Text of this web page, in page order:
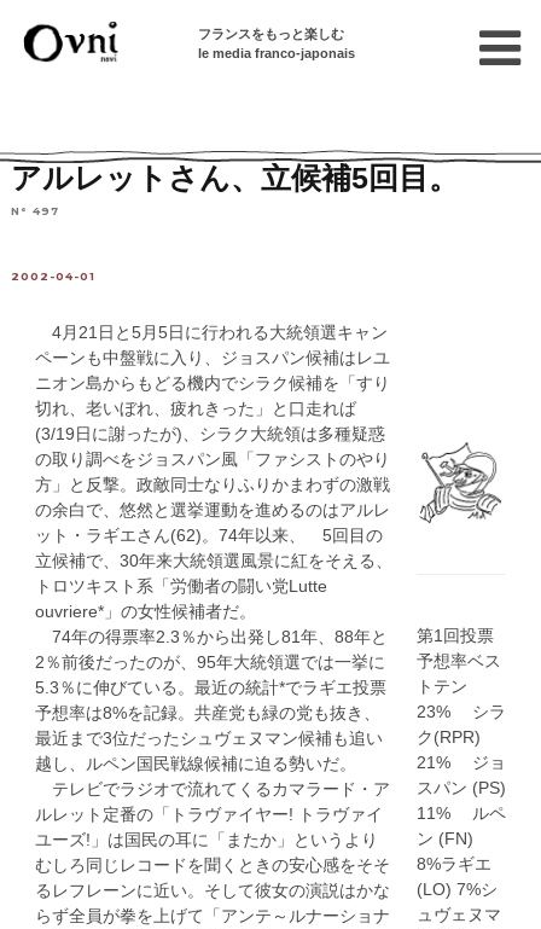
フランスをもっと楽しむ
le media franco-japonais
アルレットさん、立候補5回目。
N° 497
2002-04-01
4月21日と5月5日に行われる大統領選キャン
ペーンも中盤戦に入り、ジョスパン候補はレユ
ニオン島からもどる機内でシラク候補を「すり
切れ、老いぼれ、疲れきった」と口走れば
(3/19日に謝ったが)、シラク大統領は多種疑惑
の取り調べをジョスパン風「ファシストのやり
方」と反撃。政敵同士なりふりかまわずの激戦
の余白で、悠然と選挙運動を進めるのはアルレ
ット・ラギエさん(62)。74年以来、 5回目の
立候補で、30年来大統領選風景に紅をそえる、
トロツキスト系「労働者の闘い党Lutte
ouvriere*」の女性候補者だ。
74年の得票率2.3％から出発し81年、88年と
2％前後だったのが、95年大統領選では一挙に
5.3％に伸びている。最近の統計*でラギエ投票
予想率は8%を記録。共産党も緑の党も抜き、
最近まで3位だったシュヴェヌマン候補も追い
越し、ルペン国民戦線候補に迫る勢いだ。
テレビでラジオで流れてくるカマラード・ア
ルレット定番の「トラヴァイヤー! トラヴァイ
ユーズ!」は国民の耳に「またか」というより
むしろ同じレコードを聞くときの安心感をそそ
るレフレーンに近い。そして彼女の演説はかな
らず全員が拳を上げて「アンテ～ルナーショナ
第1回投票
予想率ベス
トテン
23% シラ
ク(RPR)
21% ジョ
スパン (PS)
11% ルペ
ン (FN)
8%ラギエ
(LO) 7%シ
ュヴェヌマ